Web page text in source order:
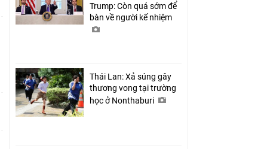
Trump: Còn quá sớm để
bàn về người kế nhiệm
Thái Lan: Xả súng gây
thương vong tại trường
học ở Nonthaburi